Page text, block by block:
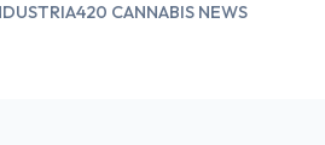
CANNABIS NEWS